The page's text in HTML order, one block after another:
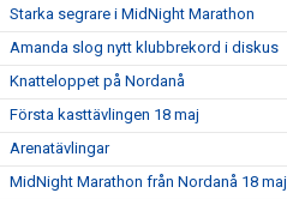
Starka segrare i MidNight Marathon
Amanda slog nytt klubbrekord i diskus
Knatteloppet på Nordanå
Första kasttävlingen 18 maj
Arenatävlingar
MidNight Marathon från Nordanå 18 maj